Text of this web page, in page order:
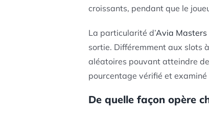
croissants, pendant que le
La particularité d’Avia Masters
sortie. Différemment aux slots
aléatoires pouvant atteindre
pourcentage vérifié et
De quelle façon opère